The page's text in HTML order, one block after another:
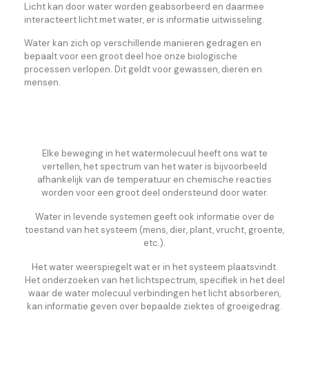
Licht kan door water worden geabsorbeerd en daarmee
interacteert licht met water, er is informatie uitwisseling.
Water kan zich op verschillende manieren gedragen en
bepaalt voor een groot deel hoe onze biologische
processen verlopen. Dit geldt voor gewassen, dieren en
mensen.
Elke beweging in het watermolecuul heeft ons wat te
vertellen, het spectrum van het water is bijvoorbeeld
afhankelijk van de temperatuur en chemische reacties
worden voor een groot deel ondersteund door water.
Water in levende systemen geeft ook informatie over de
toestand van het systeem (mens, dier, plant, vrucht, groente,
etc.).
Het water weerspiegelt wat er in het systeem plaatsvindt.
Het onderzoeken van het lichtspectrum, specifiek in het deel
waar de water molecuul verbindingen het licht absorberen,
kan informatie geven over bepaalde ziektes of groeigedrag.